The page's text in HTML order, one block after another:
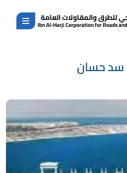
للطرق والمقاولات العامة
Ibn Al-Harji Corporation for Roads
سد حسان